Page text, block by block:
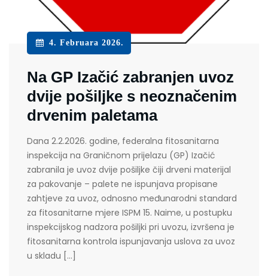
4. Februara 2026.
Na GP Izačić zabranjen uvoz
dvije pošiljke s neoznačenim
drvenim paletama
Dana 2.2.2026. godine, federalna fitosanitarna
inspekcija na Graničnom prijelazu (GP) Izačić
zabranila je uvoz dvije pošiljke čiji drveni materijal
za pakovanje – palete ne ispunjava propisane
zahtjeve za uvoz, odnosno međunarodni standard
za fitosanitarne mjere ISPM 15. Naime, u postupku
inspekcijskog nadzora pošiljki pri uvozu, izvršena je
fitosanitarna kontrola ispunjavanja uslova za uvoz
u skladu […]